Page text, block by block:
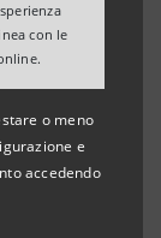
con le
o meno
e
accedendo
stata
sociale e
odierna,
S.p.A.